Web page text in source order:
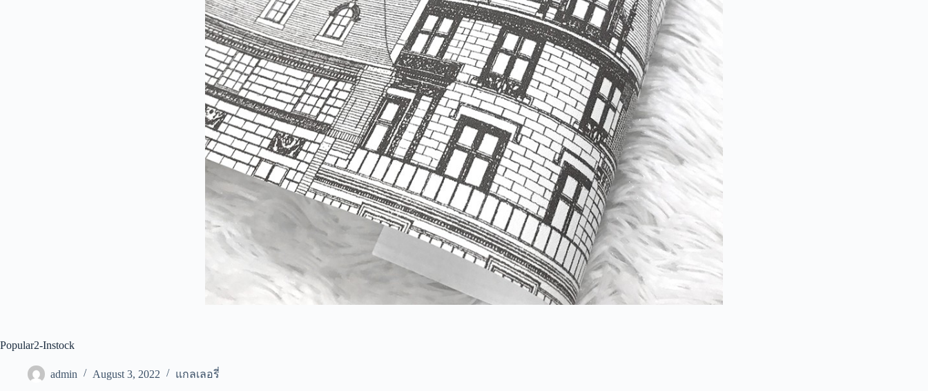
Popular2-Instock
admin August 3, 2022 แกลเลอรี่